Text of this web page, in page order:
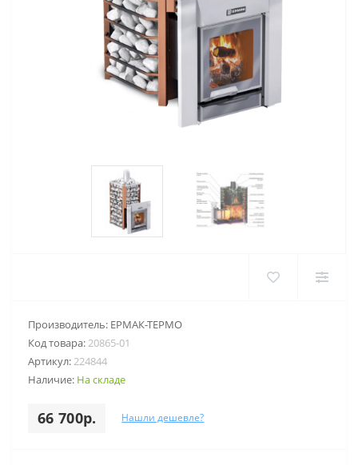
Производитель: ЕРМАК-ТЕРМО
Код товара:20865-01
Артикул:224844
Наличие: На складе
66 700р. Нашли дешевле?